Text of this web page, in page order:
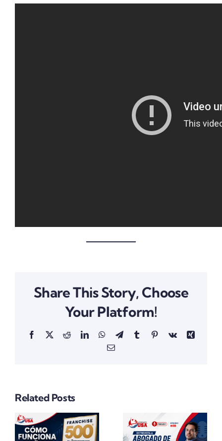
Share This Story, Choose
Your Platform!
Facebook
X RedditLinkedInWhatsApp
TelegramTumblrPinterestVk
Xing
Email
Related Posts
La Verdad
Sobre Las
Es Más